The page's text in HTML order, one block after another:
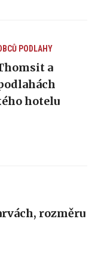
PODLAHY
a
hotelu
rozměru